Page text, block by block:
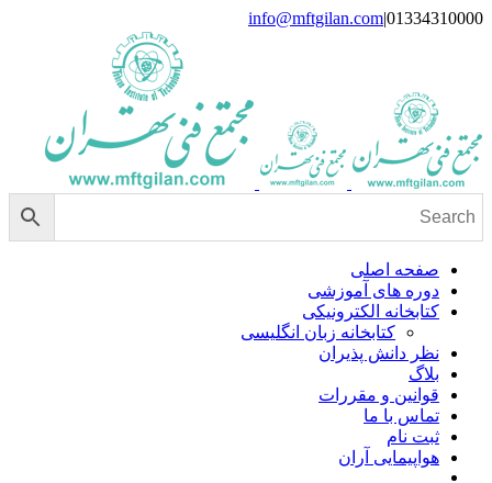
Skip
01334310000
|
info@mftgilan.com
صفحه اصلی
دوره های آموزشی
کتابخانه الکترونیکی
کتابخانه زبان انگلیسی
نظر دانش پذیران
بلاگ
قوانین و مقررات
تماس با ما
ثبت نام
هواپیمایی آران